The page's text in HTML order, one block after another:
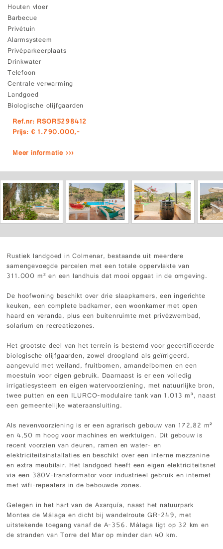
Houten vloer
Barbecue
Privétuin
Alarmsysteem
Privéparkeerplaats
Drinkwater
Telefoon
Centrale verwarming
Landgoed
Biologische olijfgaarden
Ref.nr: RSOR5298412
Prijs: € 1.790.000,-
Meer informatie ›››
Rustiek landgoed in Colmenar, bestaande uit meerdere
samengevoegde percelen met een totale oppervlakte van
311.000 m² en een landhuis dat mooi opgaat in de omgeving.
De hoofwoning beschikt over drie slaapkamers, een ingerichte
keuken, een complete badkamer, een woonkamer met open
haard en veranda, plus een buitenruimte met privézwembad,
solarium en recreatiezones.
Het grootste deel van het terrein is bestemd voor gecertificeerde
biologische olijfgaarden, zowel droogland als geïrrigeerd,
aangevuld met weiland, fruitbomen, amandelbomen en een
moestuin voor eigen gebruik. Daarnaast is er een volledig
irrigatiesysteem en eigen watervoorziening, met natuurlijke bron,
twee putten en een ILURCO-modulaire tank van 1.013 m³, naast
een gemeentelijke wateraansluiting.
Als nevenvoorziening is er een agrarisch gebouw van 172,82 m²
en 4,50 m hoog voor machines en werktuigen. Dit gebouw is
recent voorzien van deuren, ramen en water- en
elektriciteitsinstallaties en beschikt over een interne mezzanine
en extra meubilair. Het landgoed heeft een eigen elektriciteitsnet
via een 380V-transformator voor industrieel gebruik en internet
met wifi-repeaters in de bebouwde zones.
Gelegen in het hart van de Axarquía, naast het natuurpark
Montes de Málaga en dicht bij wandelroute GR-249, met
uitstekende toegang vanaf de A-356. Málaga ligt op 32 km en
de stranden van Torre del Mar op minder dan 40 km.